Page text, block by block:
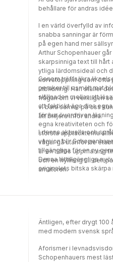
behållare för andras
I en värld överfylld av
snabba sanningar är
på egen hand mer
Arthur Schopenhauer går
skarpsinniga text till hårt
ytliga lärdomsideal och
korvstoppning som ofta
utbildning. Han ställer
frågan om vi verkligen
vi bara samlar på oss
att briljera inför andra.
Genom träffsäkra
peruker till osmält mat
skillnaden mellan att
att faktiskt äga sina egna
för hur överdriven
egna kreativiteten och
största upptäckterna
vågar gå utanför de
är en tidlös uppmaning
och en hyllning till den
amatören.
I denna aktuella och
version blir
tillgängliga för en ny
Denna lättillgängliga
originalets bitska
oumbärlig guide för alla
Äntligen, efter drygt 100
med modern svensk
Aforismer i
Schopenhauers mest